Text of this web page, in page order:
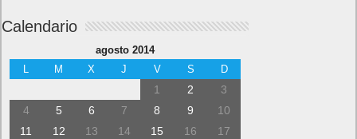
Calendario
agosto 2014
L
M X J V S D
1 2
3
4
5 6 7 8 9
10
11
12 13 14 15 16
17